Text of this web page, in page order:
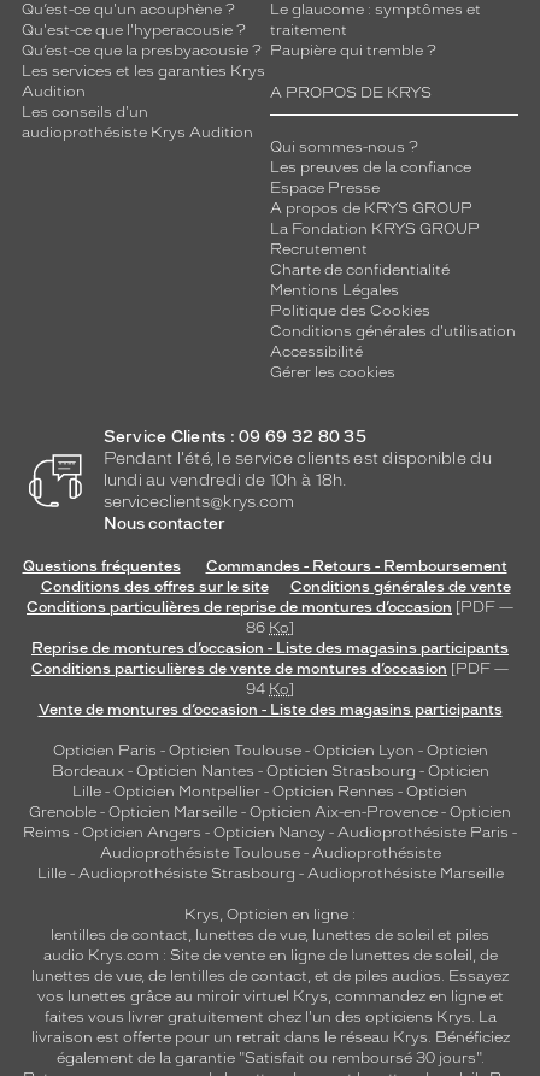
Qu’est-ce qu'un acouphène ?
Qu'est-ce que l'hyperacousie ?
Qu’est-ce que la presbyacousie ?
Les services et les garanties Krys
Audition
Les conseils d'un
audioprothésiste Krys Audition
Le glaucome : symptômes et
traitement
Paupière qui tremble ?
A PROPOS DE KRYS
Qui sommes-nous ?
Les preuves de la confiance
Espace Presse
A propos de KRYS GROUP
La Fondation KRYS GROUP
Recrutement
Charte de confidentialité
Mentions Légales
Politique des Cookies
Conditions générales d'utilisation
Accessibilité
Gérer les cookies
Service Clients : 09 69 32 80 35
Pendant l'été, le service clients est disponible du
lundi au vendredi de 10h à 18h.
serviceclients@krys.com
Nous contacter
Questions fréquentes
Commandes - Retours - Remboursement
Conditions des offres sur le site
Conditions générales de vente
Conditions particulières de reprise de montures d’occasion [PDF —
86 Ko]
Reprise de montures d’occasion - Liste des magasins participants
Conditions particulières de vente de montures d’occasion [PDF —
94 Ko]
Vente de montures d’occasion - Liste des magasins participants
Opticien Paris - Opticien Toulouse- Opticien Lyon - Opticien
Bordeaux- Opticien Nantes - Opticien Strasbourg - Opticien
Lille - Opticien Montpellier - Opticien Rennes - Opticien
Grenoble - Opticien Marseille - Opticien Aix-en-Provence - Opticien
Reims - Opticien Angers - Opticien Nancy - Audioprothésiste Paris -
Audioprothésiste Toulouse- Audioprothésiste
Lille- Audioprothésiste Strasbourg - Audioprothésiste Marseille
Krys, Opticien en ligne :
lentilles de contact, lunettes de vue, lunettes de soleil et piles
audio Krys.com : Site de vente en ligne de lunettes de soleil, de
lunettes de vue, de lentilles de contact, et de piles audios. Essayez
vos lunettes grâce au miroir virtuel Krys, commandez en ligne et
faites vous livrer gratuitement chez l'un des opticiens Krys. La
livraison est offerte pour un retrait dans le réseau Krys. Bénéficiez
également de la garantie "Satisfait ou remboursé 30 jours".